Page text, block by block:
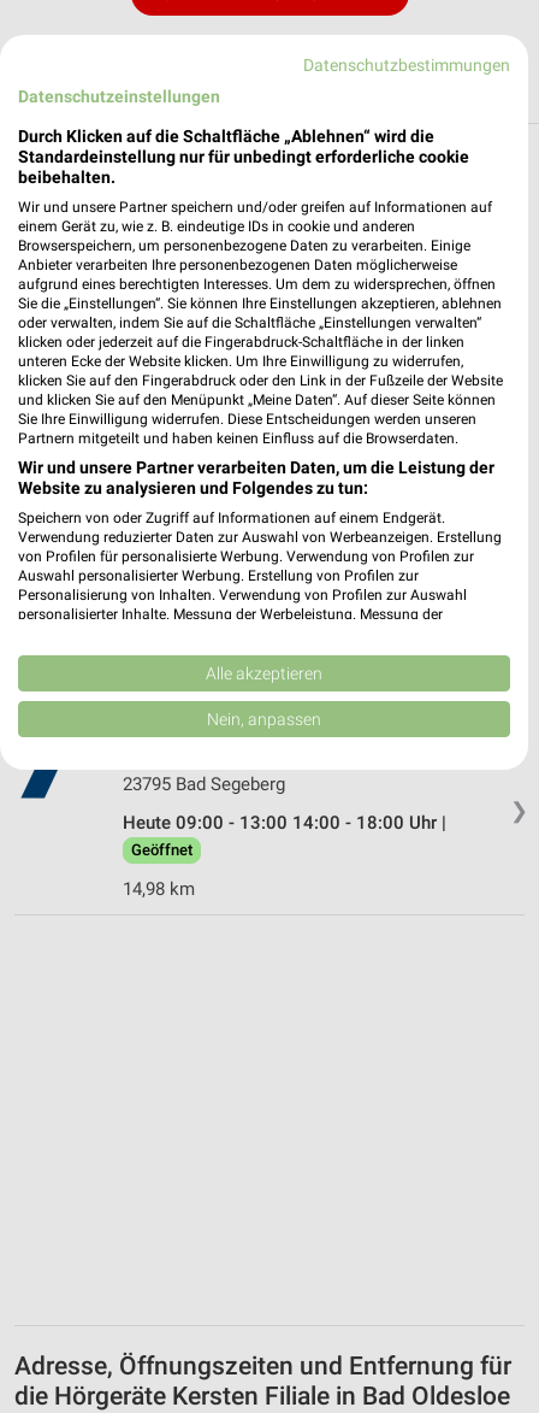
Filialen in der Umgebung
3 Filialen
Hörgeräte Kersten Reinfeld
Raiffeisenpassage 2
23858 Reinfeld
Heute 09:00 - 13:00 14:00 - 18:00 Uhr |
Geöffnet
8,43 km
Hörgeräte Kersten Bargteheide
Rathausstr. 10
22941 Bargteheide
Heute 09:00 - 13:00 14:00 - 18:00 Uhr |
Geöffnet
11,26 km
❯
Hörgeräte Kersten Bad Segeberg
23795 Bad Segeberg
Heute 09:00 - 13:00 14:00 - 18:00 Uhr |
Geöffnet
14,98 km
Adresse, Öffnungszeiten und Entfernung für
die Hörgeräte Kersten Filiale in Bad Oldesloe
Datenschutzbestimmungen
Datenschutzeinstellungen
Durch Klicken auf die Schaltfläche „Ablehnen“ wird die
Standardeinstellung nur für unbedingt erforderliche cookie
beibehalten.
Wir und unsere Partner speichern und/oder greifen auf Informationen auf
einem Gerät zu, wie z. B. eindeutige IDs in cookie und anderen
Browserspeichern, um personenbezogene Daten zu verarbeiten. Einige
Anbieter verarbeiten Ihre personenbezogenen Daten möglicherweise
aufgrund eines berechtigten Interesses. Um dem zu widersprechen, öffnen
Sie die „Einstellungen“. Sie können Ihre Einstellungen akzeptieren, ablehnen
oder verwalten, indem Sie auf die Schaltfläche „Einstellungen verwalten“
klicken oder jederzeit auf die Fingerabdruck-Schaltfläche in der linken
unteren Ecke der Website klicken. Um Ihre Einwilligung zu widerrufen,
klicken Sie auf den Fingerabdruck oder den Link in der Fußzeile der Website
und klicken Sie auf den Menüpunkt „Meine Daten“. Auf dieser Seite können
Sie Ihre Einwilligung widerrufen. Diese Entscheidungen werden unseren
Partnern mitgeteilt und haben keinen Einfluss auf die Browserdaten.
Wir und unsere Partner verarbeiten Daten, um die Leistung der
Website zu analysieren und Folgendes zu tun:
Speichern von oder Zugriff auf Informationen auf einem Endgerät.
Verwendung reduzierter Daten zur Auswahl von Werbeanzeigen. Erstellung
von Profilen für personalisierte Werbung. Verwendung von Profilen zur
Auswahl personalisierter Werbung. Erstellung von Profilen zur
Personalisierung von Inhalten. Verwendung von Profilen zur Auswahl
personalisierter Inhalte. Messung der Werbeleistung. Messung der
Kombinationen von Daten aus verschiedenen Quellen. Entwicklung und
Verbesserung der Angebote. Verwendung reduzierter Daten zur Auswahl
von Inhalten.
Daten können außerhalb der Europäischen Union weitergegeben und in die
USA gesendet werden.
Website/App.
Wir nutzen Ihre Daten für folgende Zwecke:
IAB-Verarbeitungszwecke:
Messung der Performance von Inhalten
Alle akzeptieren
Nein, anpassen